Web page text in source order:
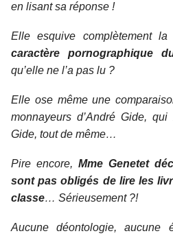
en lisant sa réponse !
Elle esquive complètement
caractère pornographique
qu’elle ne l’a pas lu ?
Elle ose même une
monnayeurs d’André Gide,
Gide, tout de même…
Pire encore, Mme Genetet
sont pas obligés de lire les
classe… Sérieusement ?!
Aucune déontologie, aucune